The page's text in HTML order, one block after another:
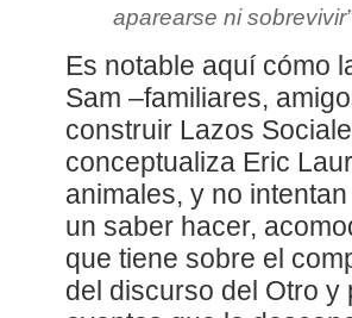
aparearse ni sobrevivir”
Es notable aquí cómo
Sam –familiares,
construir Lazos
conceptualiza Eric
animales, y no
un saber hacer,
que tiene sobre el
del discurso del Otro